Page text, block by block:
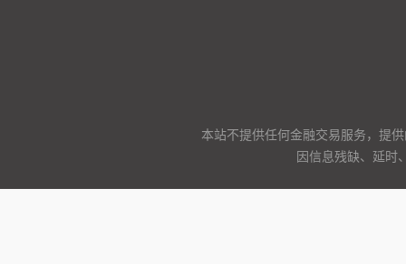
本站不提供任何金融交易服务，提
因信息残缺、延时